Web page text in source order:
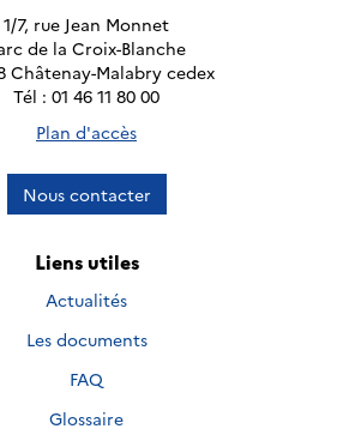
1/7, rue Jean Monnet
de la Croix-Blanche
Châtenay-Malabry cedex
Tél : 01 46 11 80 00
Plan d'accès
Nous contacter
Liens utiles
Actualités
Les documents
FAQ
Glossaire